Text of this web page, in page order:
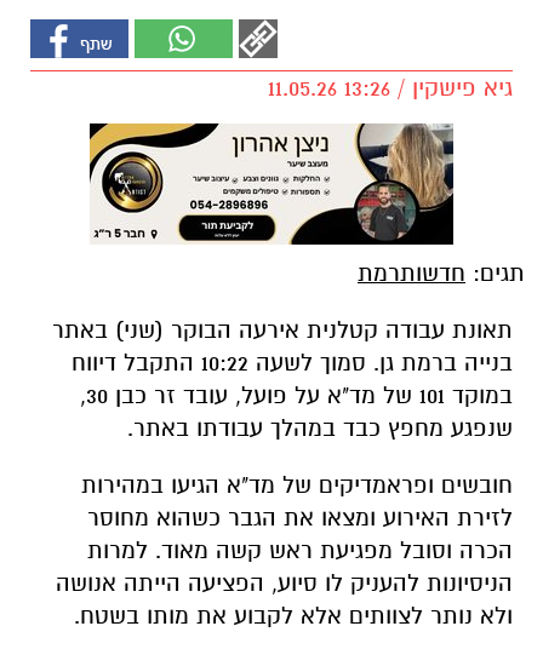
גיא פישקין / 13:26 11.05.26
תגים: חדשותרמת
תאונת עבודה קטלנית אירעה הבוקר (שני) באתר
בנייה ברמת גן. סמוך לשעה 10:22 התקבל דיווח
במוקד 101 של מד"א על פועל, עובד זר כבן 30,
שנפגע מחפץ כבד במהלך עבודתו באתר.
חובשים ופראמדיקים של מד"א הגיעו במהירות
לזירת האירוע ומצאו את הגבר כשהוא מחוסר
הכרה וסובל מפגיעת ראש קשה מאוד. למרות
הניסיונות להעניק לו סיוע, הפציעה הייתה אנושה
ולא נותר לצוותים אלא לקבוע את מותו בשטח.